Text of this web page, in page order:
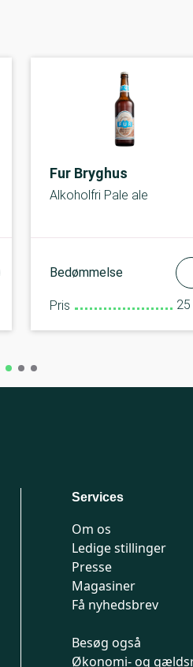
Fur Bryghus
Alkoholfri Pale ale
Bedømmelse
Pris 25
Services
Om os
Ledige stillinger
Presse
Magasiner
Få nyhedsbrev
Besøg også
Økonomi- og